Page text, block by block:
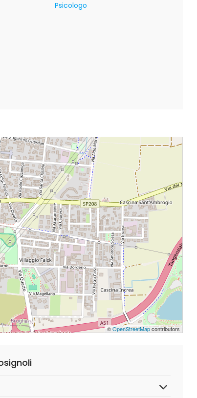
Psicologo
©OpenStreetMapcontributors